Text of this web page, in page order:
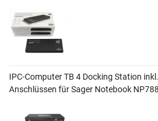
IPC-Computer TB 4 Docking Station
Anschlüssen für Sager Notebook